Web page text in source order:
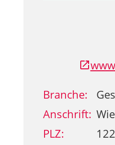
Branche:
Anschrift:
PLZ: